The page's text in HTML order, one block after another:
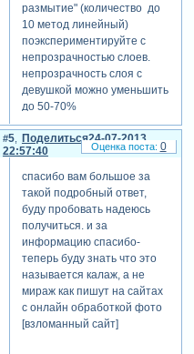
размытие" (количество до
10 метод линейный)
поэкспериментируйте с
непрозрачностью слоев.
непрозрачность слоя с
девушкой можно уменьшить
до 50-70%
способ 2. ставим слой с
девушкой ниже слоя с
фоном. применяем к фону
маску. и мягкой кистью
(жесткость 0), изменяя
непрозрачность и нажим
кисти "проявляем" нашу
девушку.кисть должна быть
черной. работать кистью
нужно на маске слоя
(фона)!!! чтобы было видно,
где располагается
изображение девушки, на
Поделиться
5
24-07-2013
22:57:40
спасибо вам большое за
такой подробный ответ,
буду пробовать надеюсь
получиться. и за
информацию спасибо-
теперь буду знать что это
называется калаж, а не
мираж как пишут на сайтах
с онлайн обработкой фото
[взломанный сайт]
0